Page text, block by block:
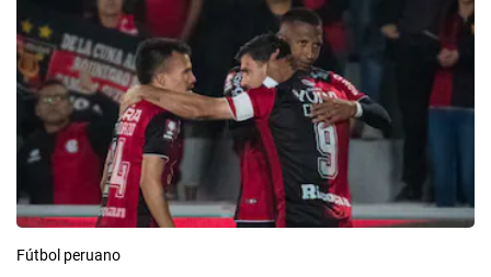
Fútbol peruano